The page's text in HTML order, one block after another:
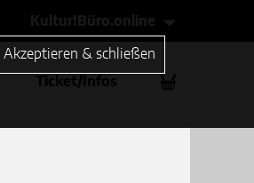
Akzeptieren & schließen
Kultur!Büro.online
Ticket/Infos